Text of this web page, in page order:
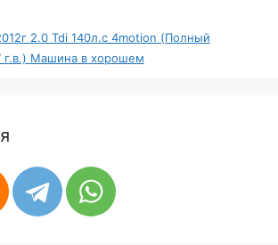
2.0 Tdi 140л.с 4motion (Полный
г.в.) Машина в хорошем